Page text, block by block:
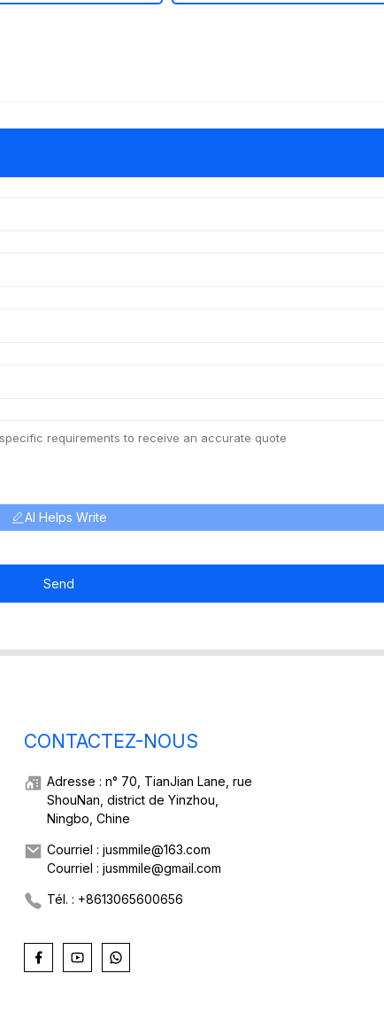
AI Helps Write
Send
CONTACTEZ-NOUS
Adresse : n° 70, TianJian Lane, rue
ShouNan, district de Yinzhou,
Ningbo, Chine
Courriel : jusmmile@163.com
Courriel : jusmmile@gmail.com
Tél. : +8613065600656